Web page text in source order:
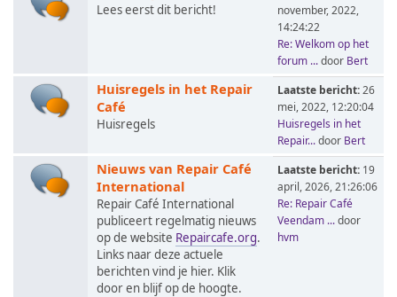
Lees eerst dit bericht!
november, 2022,
14:24:22
Re: Welkom op het
forum ...door Bert
Huisregels in het Repair
Café
Huisregels
Laatste bericht:26
mei, 2022, 12:20:04
Huisregels in het
Repair...door Bert
Nieuws van Repair Café
International
Repair Café International
publiceert regelmatig nieuws
op de website Repaircafe.org.
Links naar deze actuele
berichten vind je hier. Klik
door en blijf op de hoogte.
Laatste bericht: 19
april, 2026, 21:26:06
Re: Repair Café
Veendam ...door
hvm